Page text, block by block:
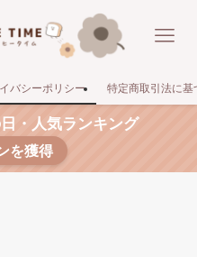
バシーポリシー 特定商取引法に基
・人気ランキング
を獲得